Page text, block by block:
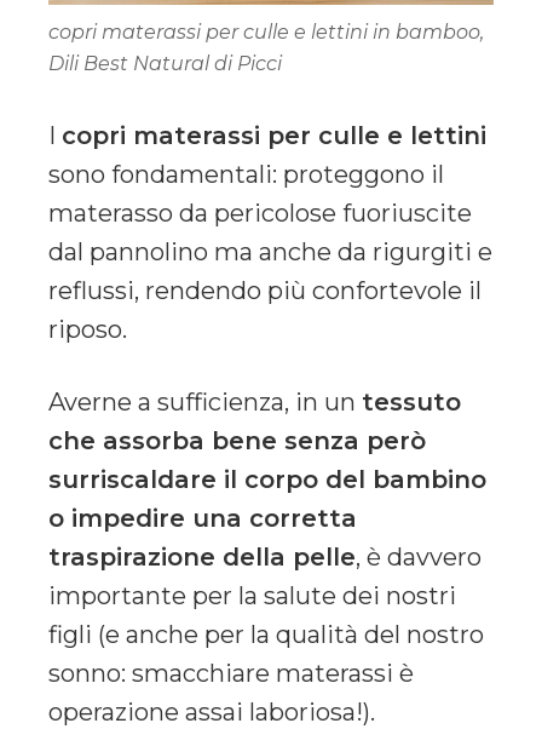
copri materassi per culle e lettini in bamboo,
Dili Best Natural di Picci
I copri materassi per culle e lettini
sono fondamentali: proteggono il
materasso da pericolose fuoriuscite
dal pannolino ma anche da rigurgiti e
reflussi, rendendo più confortevole il
riposo.
Averne a sufficienza, in un tessuto
che assorba bene senza però
surriscaldare il corpo del bambino
o impedire una corretta
traspirazione della pelle, è davvero
importante per la salute dei nostri
figli (e anche per la qualità del nostro
sonno: smacchiare materassi è
operazione assai laboriosa!).